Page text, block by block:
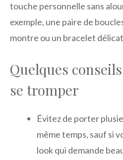
touche personnelle sans
exemple, une paire de
montre ou un bracelet
Quelques
se tromper
Évitez de porter
même temps, sauf si
look qui demande